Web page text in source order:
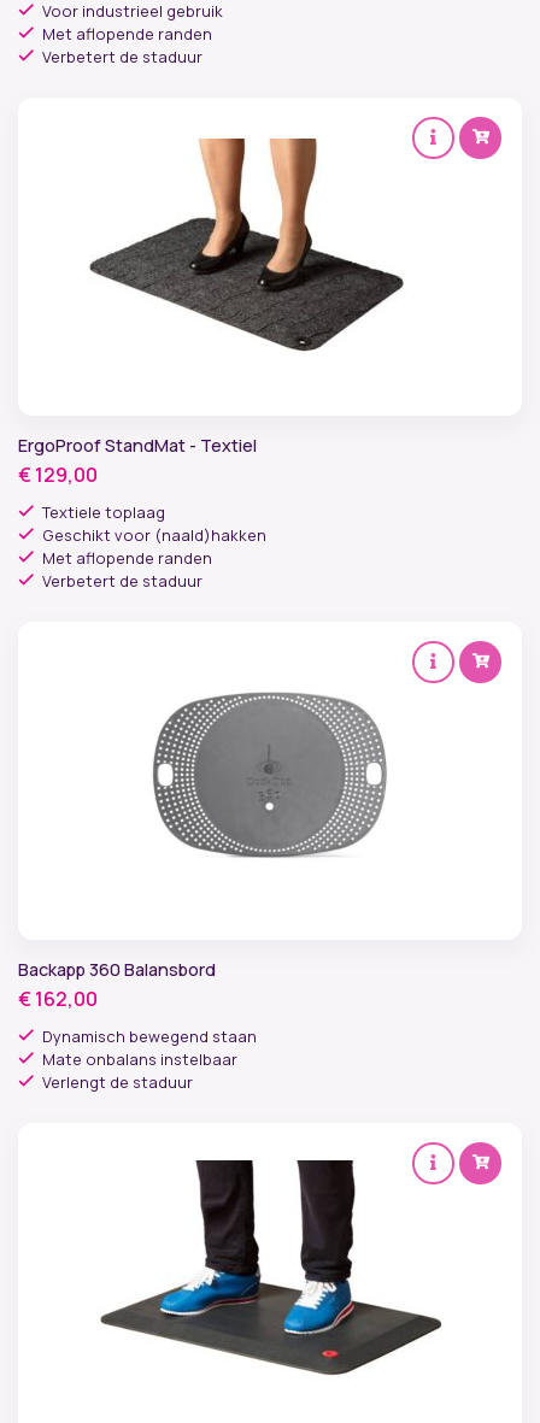
Voor industrieel gebruik
Met aflopende randen
Verbetert de staduur
ErgoProof StandMat - Textiel
€ 129,00
Textiele toplaag
Geschikt voor (naald)hakken
Met aflopende randen
Verbetert de staduur
Backapp 360 Balansbord
€ 162,00
Dynamisch bewegend staan
Mate onbalans instelbaar
Verlengt de staduur